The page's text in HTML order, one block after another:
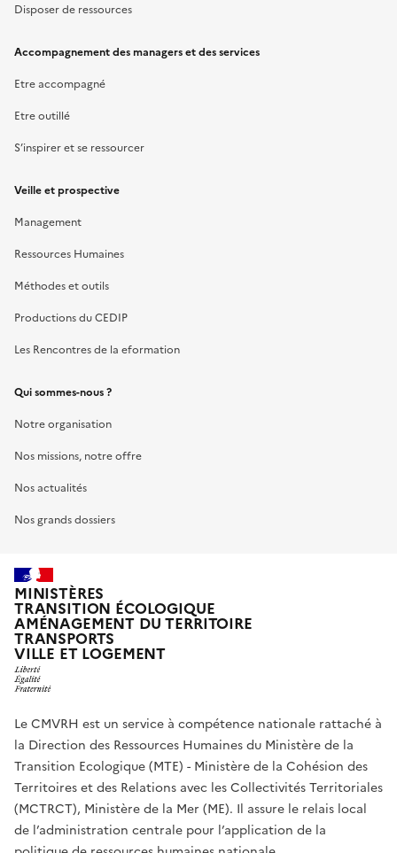
Disposer de ressources
Accompagnement des managers et des services
Etre accompagné
Etre outillé
S’inspirer et se ressourcer
Veille et prospective
Management
Ressources Humaines
Méthodes et outils
Productions du CEDIP
Les Rencontres de la eformation
Qui sommes-nous ?
Notre organisation
Nos missions, notre offre
Nos actualités
Nos grands dossiers
MINISTÈRES
TRANSITION ÉCOLOGIQUE
AMÉNAGEMENT DU TERRITOIRE
TRANSPORTS
VILLE ET LOGEMENT
Le CMVRH est un service à compétence nationale rattaché à
la Direction des Ressources Humaines du Ministère de la
Transition Ecologique (MTE) - Ministère de la Cohésion des
Territoires et des Relations avec les Collectivités Territoriales
(MCTRCT), Ministère de la Mer (ME). Il assure le relais local
de l’administration centrale pour l’application de la